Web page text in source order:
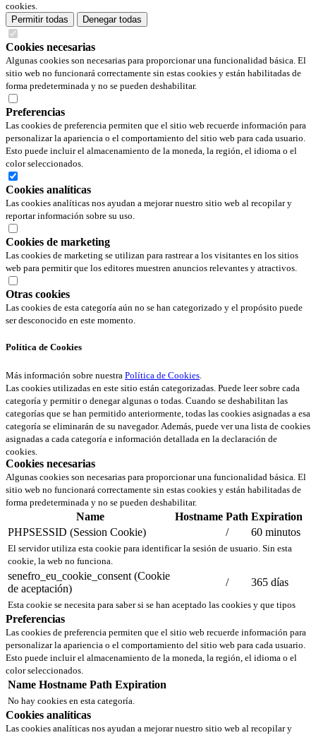
cookies.
Permitir todas
Denegar todas
Cookies necesarias
Algunas cookies son necesarias para proporcionar una funcionalidad básica. El
sitio web no funcionará correctamente sin estas cookies y están habilitadas de
forma predeterminada y no se pueden deshabilitar.
Preferencias
Las cookies de preferencia permiten que el sitio web recuerde información para
personalizar la apariencia o el comportamiento del sitio web para cada usuario.
Esto puede incluir el almacenamiento de la moneda, la región, el idioma o el
color seleccionados.
Cookies analíticas
Las cookies analíticas nos ayudan a mejorar nuestro sitio web al recopilar y
reportar información sobre su uso.
Cookies de marketing
Las cookies de marketing se utilizan para rastrear a los visitantes en los sitios
web para permitir que los editores muestren anuncios relevantes y atractivos.
Otras cookies
Las cookies de esta categoría aún no se han categorizado y el propósito puede
ser desconocido en este momento.
Política de Cookies
Más información sobre nuestra Política de Cookies.
Las cookies utilizadas en este sitio están categorizadas. Puede leer sobre cada
categoría y permitir o denegar algunas o todas. Cuando se deshabilitan las
categorías que se han permitido anteriormente, todas las cookies asignadas a esa
categoría se eliminarán de su navegador. Además, puede ver una lista de cookies
asignadas a cada categoría e información detallada en la declaración de
cookies.
Cookies necesarias
Algunas cookies son necesarias para proporcionar una funcionalidad básica. El
sitio web no funcionará correctamente sin estas cookies y están habilitadas de
forma predeterminada y no se pueden deshabilitar.
Name Hostname Path Expiration
PHPSESSID (Session Cookie)
/ 60 minutos
El servidor utiliza esta cookie para identificar la sesión de usuario. Sin esta
cookie, la web no funciona.
senefro_eu_cookie_consent (Cookie
de aceptación)
/ 365 días
Esta cookie se necesita para saber si se han aceptado las cookies y que tipos
Preferencias
Las cookies de preferencia permiten que el sitio web recuerde información para
personalizar la apariencia o el comportamiento del sitio web para cada usuario.
Esto puede incluir el almacenamiento de la moneda, la región, el idioma o el
color seleccionados.
Name Hostname Path Expiration
No hay cookies en esta categoría.
Cookies analíticas
Las cookies analíticas nos ayudan a mejorar nuestro sitio web al recopilar y